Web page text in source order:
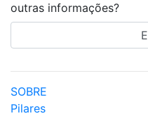
outras informações?
SOBRE
Pilares